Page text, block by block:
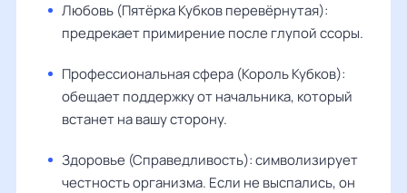
Любовь (Пятёрка Кубков перевёрнутая):
предрекает примирение после глупой ссоры.
Профессиональная сфера (Король Кубков):
обещает поддержку от начальника, который
встанет на вашу сторону.
Здоровье (Справедливость): символизирует
честность организма. Если не выспались, он